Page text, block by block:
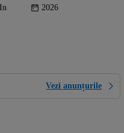
2026
Vezi anunțurile